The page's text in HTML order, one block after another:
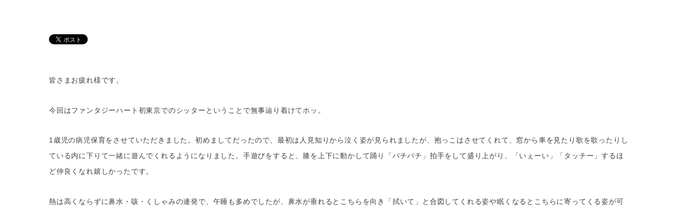
皆さまお疲れ様です。
今回はファンタジーハート初東京でのシッターということで無事辿り着けてホッ。
1歳児の病児保育をさせていただきました。初めましてだったので、最初は人見知りから泣く姿が見られましたが、抱っこはさせてくれて、窓から車を見たり歌を歌ったりし
ている内に下りて一緒に遊んでくれるようになりました。手遊びをすると、膝を上下に動かして踊り「パチパチ」拍手をして盛り上がり、「いぇーい」「タッチー」するほ
ど仲良くなれ嬉しかったです。
熱は高くならずに鼻水・咳・くしゃみの連発で、午睡も多めでしたが、鼻水が垂れるとこちらを向き「拭いて」と合図してくれる姿や眠くなるとこちらに寄ってくる姿が可